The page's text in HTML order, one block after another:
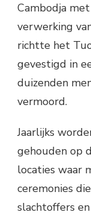
Cambodja
verwerking
richtte het
gevestigd in
duizenden
vermoord.
Jaarlijks
gehouden op
locaties waar
ceremonies
slachtoffers